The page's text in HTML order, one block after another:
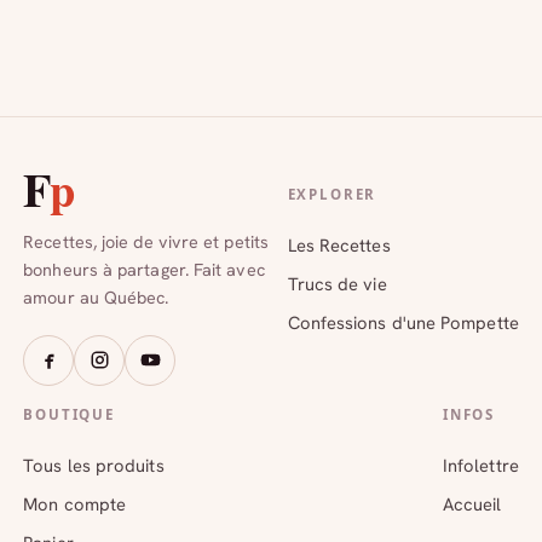
Fp
Recettes, joie de vivre et petits
bonheurs à partager. Fait avec
amour au Québec.
EXPLORER
Les Recettes
Trucs de vie
Confessions d'une Pompette
BOUTIQUE
Tous les produits
Mon compte
INFOS
Infolettre
Accueil